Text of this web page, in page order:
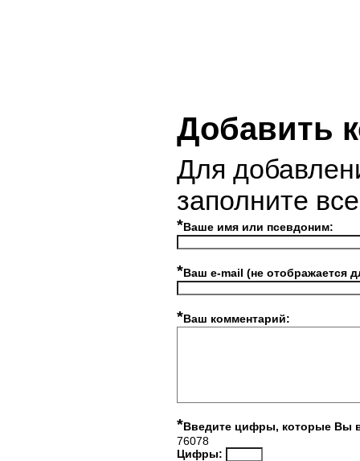
Добавить
Для
заполните
*Ваше имя или псевдоним:
*Ваш e-mail (не отображается
*Ваш комментарий:
*Введите цифры, которые Вы
76078
Цифры: